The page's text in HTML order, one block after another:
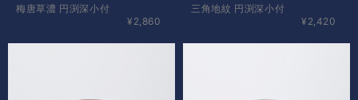
梅唐草濃 円渕深小付
¥2,860
三角地紋 円渕深小付
¥2,420